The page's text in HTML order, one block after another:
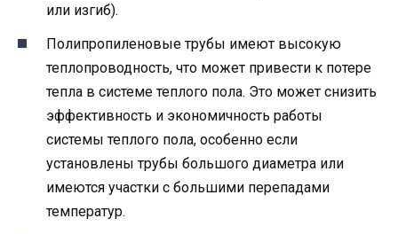
или изгиб).
Полипропиленовые трубы имеют высокую
теплопроводность, что может привести к потере
тепла в системе теплого пола. Это может снизить
эффективность и экономичность работы
системы теплого пола, особенно если
установлены трубы большого диаметра или
имеются участки с большими перепадами
температур.